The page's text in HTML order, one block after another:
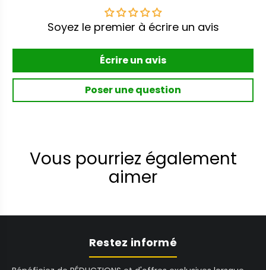
Soyez le premier à écrire un avis
Écrire un avis
Poser une question
Vous pourriez également
aimer
Restez informé